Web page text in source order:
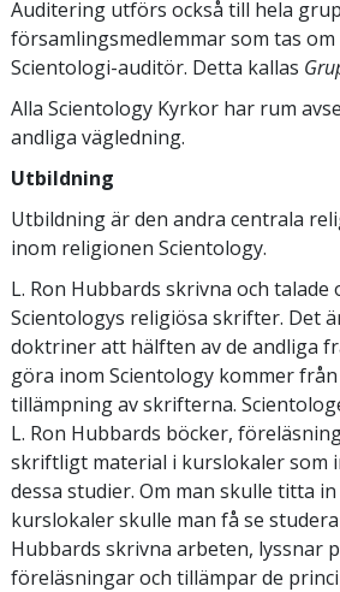
Auditering utförs också till hela
församlingsmedlemmar som tas om
Scientologi-auditör. Detta kallas
Alla Scientology Kyrkor har rum
andliga vägledning.
Utbildning
Utbildning är den andra centrala
inom religionen Scientology.
L. Ron Hubbards skrivna och
Scientologys religiösa skrifter. Det
doktriner att hälften av de andliga
göra inom Scientology kommer
tillämpning av skrifterna.
L. Ron Hubbards böcker,
skriftligt material i kurslokaler som
dessa studier. Om man skulle titta
kurslokaler skulle man få se
Hubbards skrivna arbeten, lyssnar
föreläsningar och tillämpar de